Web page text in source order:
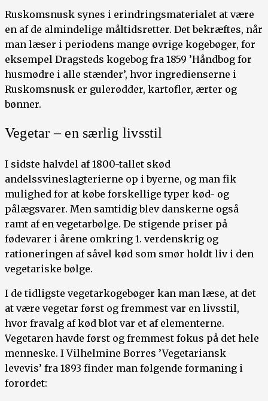
Ruskomsnusk synes i erindringsmaterialet at være
en af de almindelige måltidsretter. Det bekræftes, når
man læser i periodens mange øvrige kogebøger, for
eksempel Dragsteds kogebog fra 1859 ’Håndbog for
husmødre i alle stænder’, hvor ingredienserne i
Ruskomsnusk er gulerødder, kartofler, ærter og
bønner.
Vegetar – en særlig livsstil
I sidste halvdel af 1800-tallet skød
andelssvineslagterierne op i byerne, og man fik
mulighed for at købe forskellige typer kød- og
pålægsvarer. Men samtidig blev danskerne også
ramt af en vegetarbølge. De stigende priser på
fødevarer i årene omkring 1. verdenskrig og
rationeringen af såvel kød som smør holdt liv i den
vegetariske bølge.
I de tidligste vegetarkogebøger kan man læse, at det
at være vegetar først og fremmest var en livsstil,
hvor fravalg af kød blot var et af elementerne.
Vegetaren havde først og fremmest fokus på det hele
menneske. I Vilhelmine Borres ’Vegetariansk
levevis’ fra 1893 finder man følgende formaning i
forordet: